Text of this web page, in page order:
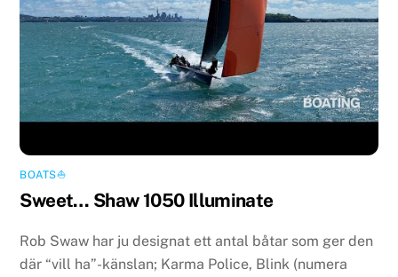
BOATS⛵️
Sweet… Shaw 1050 Illuminate
Rob Swaw har ju designat ett antal båtar som ger den
där “vill ha”-känslan; Karma Police, Blink (numera